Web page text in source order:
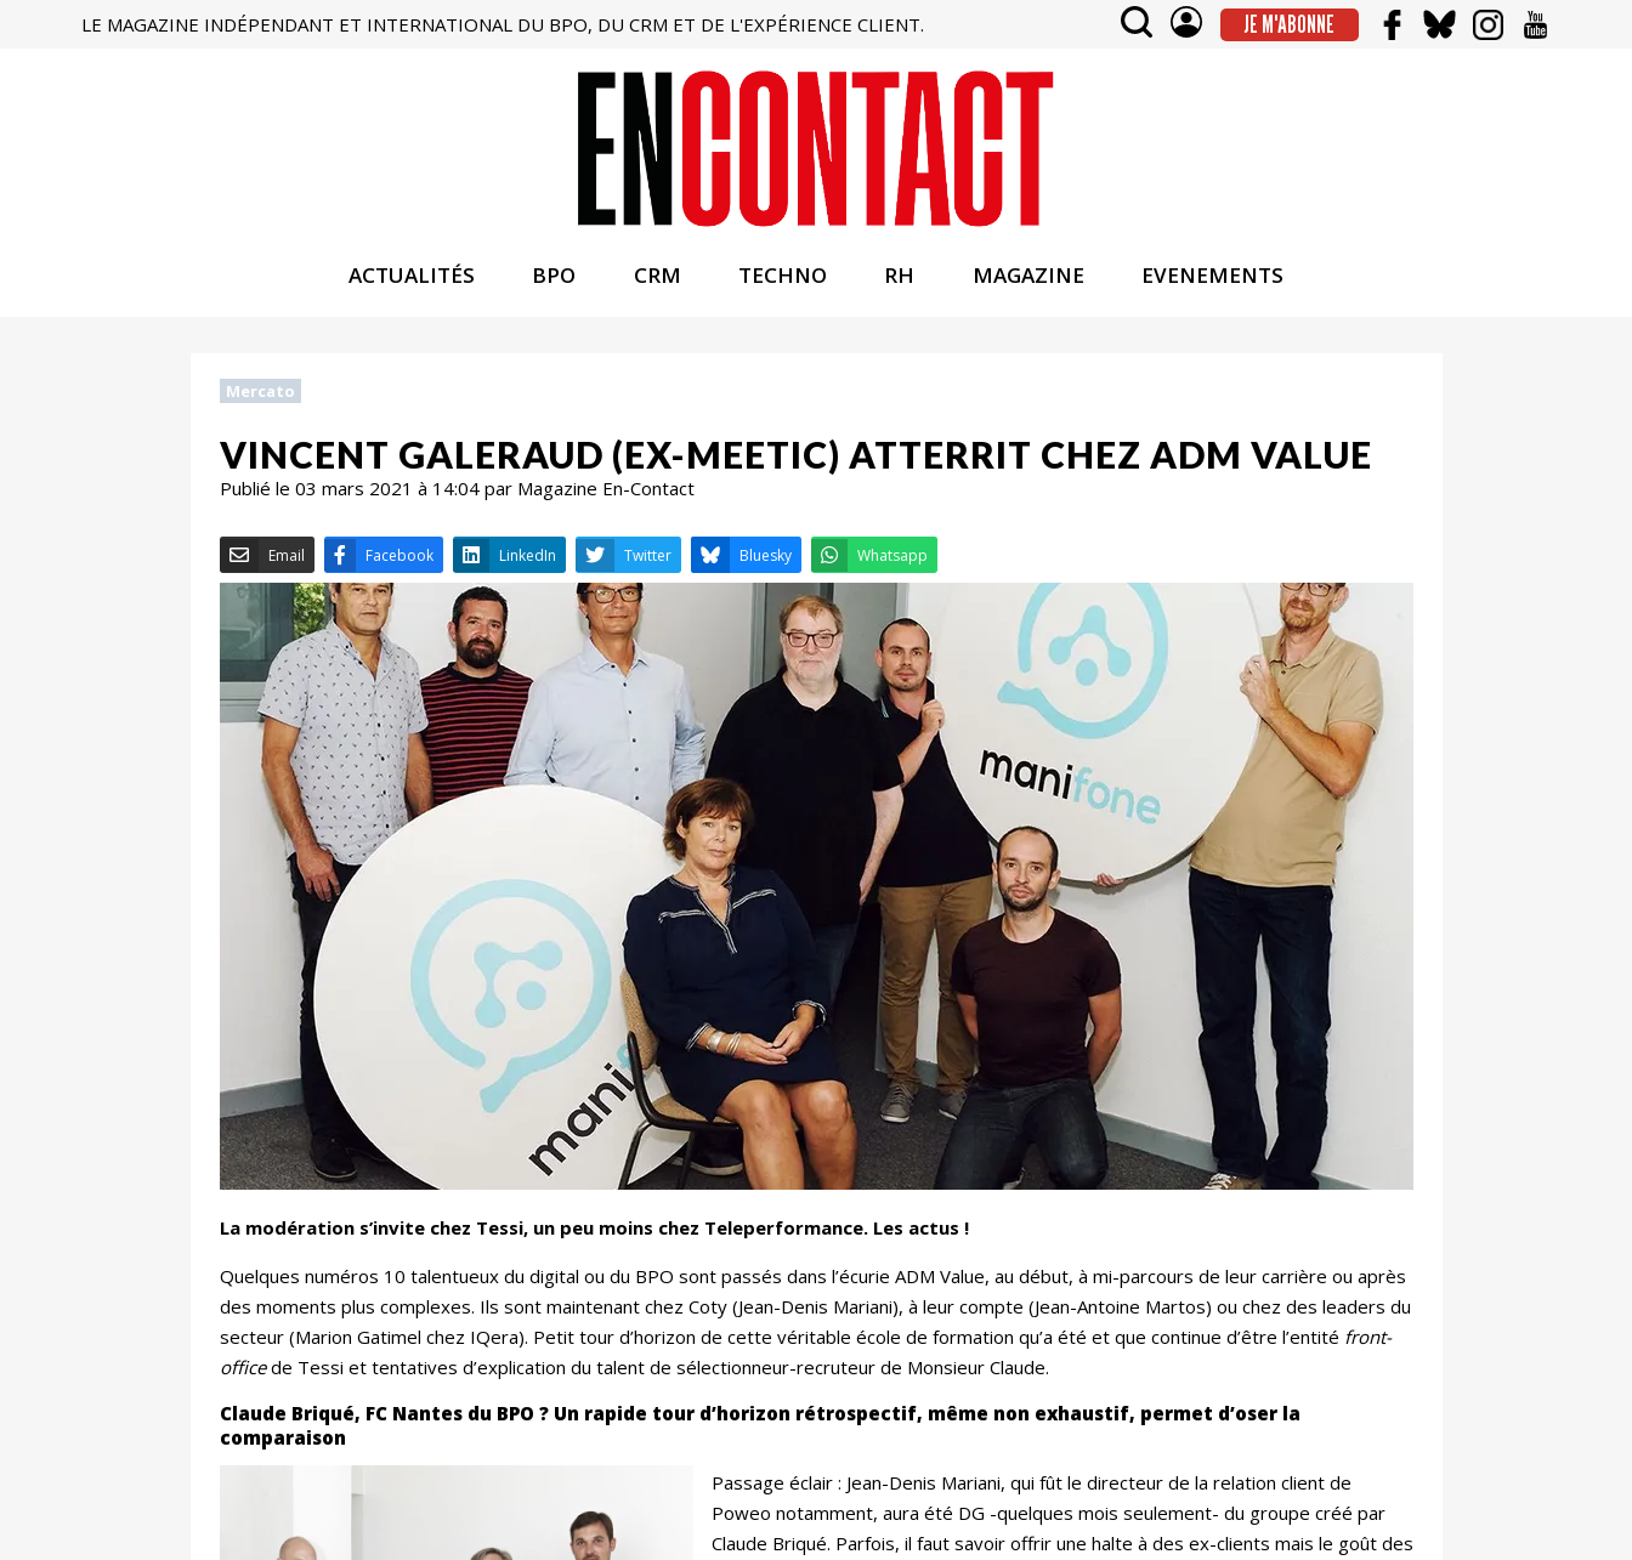
LE MAGAZINE INDÉPENDANT ET INTERNATIONAL DU BPO, DU CRM ET DE L'EXPÉRIENCE CLIENT. JE M'ABONNE
ACTUALITÉS BPO CRM TECHNO RH MAGAZINE EVENEMENTS
Mercato
VINCENT GALERAUD (EX-MEETIC) ATTERRIT CHEZ ADM VALUE
Publié le 03 mars 2021 à 14:04 par Magazine En-Contact
Email Facebook LinkedIn Twitter Bluesky Whatsapp
La modération s’invite chez Tessi, un peu moins chez Teleperformance. Les actus !
Quelques numéros 10 talentueux du digital ou du BPO sont passés dans l’écurie ADM Value, au début, à mi-parcours de leur carrière ou après
des moments plus complexes. Ils sont maintenant chez Coty (Jean-Denis Mariani), à leur compte (Jean-Antoine Martos) ou chez des leaders du
secteur (Marion Gatimel chez IQera). Petit tour d’horizon de cette véritable école de formation qu’a été et que continue d’être l’entité front-
officede Tessi et tentatives d’explication du talent de sélectionneur-recruteur de Monsieur Claude.
Claude Briqué, FC Nantes du BPO ? Un rapide tour d’horizon rétrospectif, même non exhaustif, permet d’oser la
comparaison
Passage éclair : Jean-Denis Mariani, qui fût le directeur de la relation client de
Poweo notamment, aura été DG -quelques mois seulement- du groupe créé par
Claude Briqué. Parfois, il faut savoir offrir une halte à des ex-clients mais le goût des